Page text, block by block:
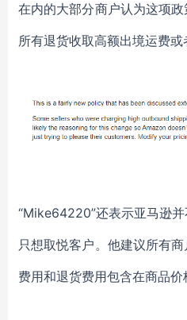
在内的大部分商户认为这项
所有退货收取高额出境运费或
“Mike64220”还表示亚马逊
只想取悦客户。他建议所有
费用和退货费用包含在商品价